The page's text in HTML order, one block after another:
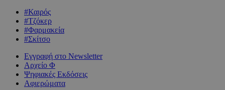
#Καιρός
#Τζόκερ
#Φαρμακεία
#Σκίτσο
Εγγραφή στο Newsletter
Αρχείο Φ
Ψηφιακές Εκδόσεις
Αφιερώματα